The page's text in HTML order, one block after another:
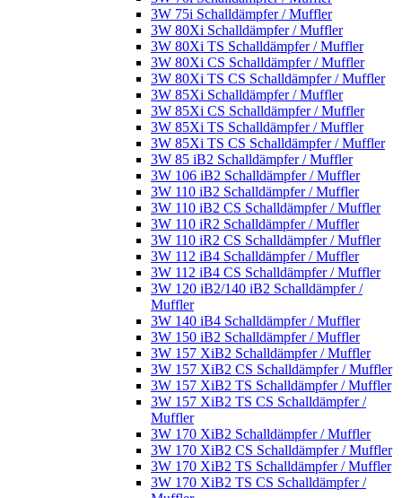
3W 75i Schalldämpfer / Muffler
3W 80Xi Schalldämpfer / Muffler
3W 80Xi TS Schalldämpfer / Muffler
3W 80Xi CS Schalldämpfer / Muffler
3W 80Xi TS CS Schalldämpfer / Muffler
3W 85Xi Schalldämpfer / Muffler
3W 85Xi CS Schalldämpfer / Muffler
3W 85Xi TS Schalldämpfer / Muffler
3W 85Xi TS CS Schalldämpfer / Muffler
3W 85 iB2 Schalldämpfer / Muffler
3W 106 iB2 Schalldämpfer / Muffler
3W 110 iB2 Schalldämpfer / Muffler
3W 110 iB2 CS Schalldämpfer / Muffler
3W 110 iR2 Schalldämpfer / Muffler
3W 110 iR2 CS Schalldämpfer / Muffler
3W 112 iB4 Schalldämpfer / Muffler
3W 112 iB4 CS Schalldämpfer / Muffler
3W 120 iB2/140 iB2 Schalldämpfer /
Muffler
3W 140 iB4 Schalldämpfer / Muffler
3W 150 iB2 Schalldämpfer / Muffler
3W 157 XiB2 Schalldämpfer / Muffler
3W 157 XiB2 CS Schalldämpfer / Muffler
3W 157 XiB2 TS Schalldämpfer / Muffler
3W 157 XiB2 TS CS Schalldämpfer /
Muffler
3W 170 XiB2 Schalldämpfer / Muffler
3W 170 XiB2 CS Schalldämpfer / Muffler
3W 170 XiB2 TS Schalldämpfer / Muffler
3W 170 XiB2 TS CS Schalldämpfer /